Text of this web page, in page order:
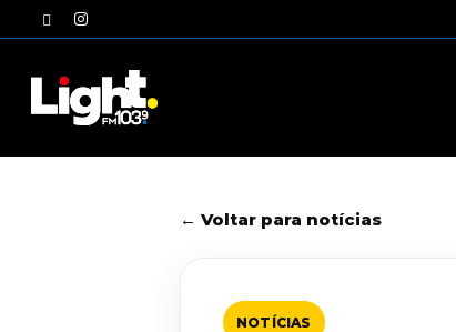
to
twitterinstagram
← Voltar para notícias
NOTÍCIAS